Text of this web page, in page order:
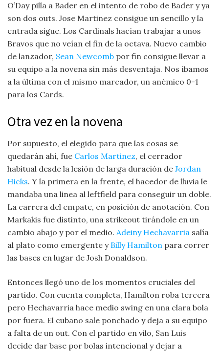
O’Day pilla a Bader en el intento de robo de Bader y ya
son dos outs. Jose Martinez consigue un sencillo y la
entrada sigue. Los Cardinals hacían trabajar a unos
Bravos que no veían el fin de la octava. Nuevo cambio
de lanzador, Sean Newcomb por fin consigue llevar a
su equipo a la novena sin más desventaja. Nos íbamos
a la última con el mismo marcador, un anémico 0-1
para los Cards.
Otra vez en la novena
Por supuesto, el elegido para que las cosas se
quedarán ahí, fue Carlos Martinez, el cerrador
habitual desde la lesión de larga duración de Jordan
Hicks. Y la primera en la frente, el hacedor de lluvia le
mandaba una linea al leftfield para conseguir un doble.
La carrera del empate, en posición de anotación. Con
Markakis fue distinto, una strikeout tirándole en un
cambio abajo y por el medio. Adeiny Hechavarria salía
al plato como emergente y Billy Hamilton para correr
las bases en lugar de Josh Donaldson.
Entonces llegó uno de los momentos cruciales del
partido. Con cuenta completa, Hamilton roba tercera
pero Hechavarria hace medio swing en una clara bola
por fuera. El cubano sale ponchado y deja a su equipo
a falta de un out. Con el partido en vilo, San Luis
decide dar base por bolas intencional y dejar a